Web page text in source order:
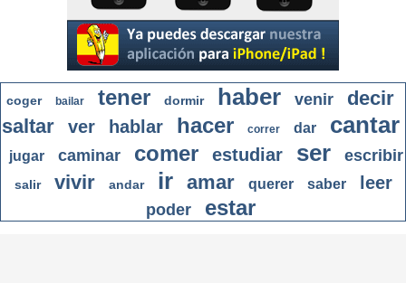
coger bailar tener dormir haber venir
decir
saltar
ver hablar hacer correr dar cantar
jugar caminar comer estudiar ser escribir
salir vivir andar ir amar querer saber leer
poder estar